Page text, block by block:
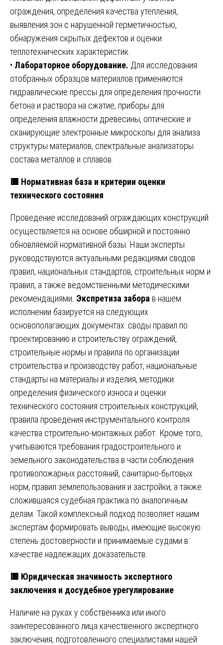
ограждения, определения качества утепления,
выявления зон с нарушенной герметичностью,
обнаружения скрытых дефектов и оценки
теплотехнических характеристик.
• Лабораторное оборудование. Для исследования
отобранных образцов материалов применяются
гидравлические прессы для определения прочности
бетона и раствора на сжатие, приборы для
определения влажности древесины, оптические и
сканирующие электронные микроскопы для анализа
структуры материалов, спектральные анализаторы
состава металлов и сплавов.
🟨 Нормативная база и критерии оценки
технического состояния
Проведение исследований ограждающих конструкций
осуществляется на основе обширной и постоянно
обновляемой нормативной базы. Наши эксперты
руководствуются актуальными редакциями сводов
правил, национальных стандартов, строительных норм и
правил, а также ведомственными методическими
рекомендациями. Экспретиза забора в нашем
исполнении базируется на следующих
основополагающих документах: своды правил по
проектированию и строительству ограждений,
строительные нормы и правила по организации
строительства и производству работ, национальные
стандарты на материалы и изделия, методики
определения физического износа и оценки
технического состояния строительных конструкций,
правила проведения инструментального контроля
качества строительно-монтажных работ. Кроме того,
учитываются требования градостроительного и
земельного законодательства в части соблюдения
противопожарных расстояний, санитарно-бытовых
норм, правил землепользования и застройки, а также
сложившаяся судебная практика по аналогичным
делам. Такой комплексный подход позволяет нашим
экспертам формировать выводы, имеющие высокую
степень достоверности и принимаемые судами в
качестве надлежащих доказательств.
🟨 Юридическая значимость экспертного
заключения и досудебное урегулирование
Наличие на руках у собственника или иного
заинтересованного лица качественного экспертного
заключения, подготовленного специалистами нашей